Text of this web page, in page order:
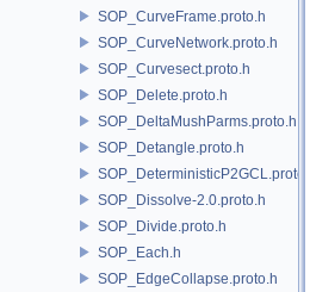
SOP_CurveFrame.proto.h
SOP_CurveNetwork.proto.h
SOP_Curvesect.proto.h
SOP_Delete.proto.h
SOP_DeltaMushParms.proto.h
SOP_Detangle.proto.h
SOP_DeterministicP2GCL.proto.h
SOP_Dissolve-2.0.proto.h
SOP_Divide.proto.h
SOP_Each.h
SOP_EdgeCollapse.proto.h